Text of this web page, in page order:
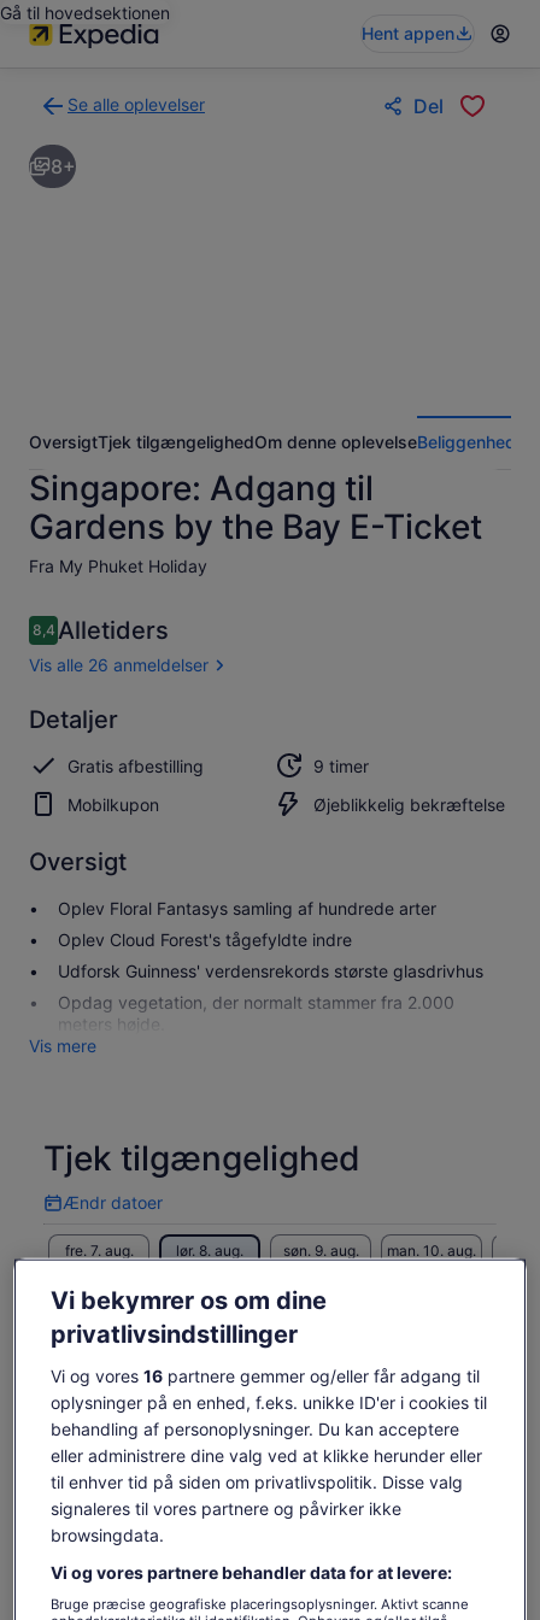
Gå til hovedsektionen
Hent appen
Se alle oplevelser
til
siden
med
Del
8+
OversigtTjek tilgængelighedOm denne oplevelseBeliggenhed
Singapore: Adgang til
Gardens by the Bay E-Ticket
Fra My Phuket Holiday
Anmeldelser
8,48,4 ud af 10.
Alletiders
Vis alle 26 anmeldelser
8.4
8.4 ud af 10
Alletiders
Se alle 26
anmeldelser
Detaljer
Gratis afbestilling
9 timer
Mobilkupon
Øjeblikkelig bekræftelse
Oversigt
Oplev Floral Fantasys samling af hundrede arter
Oplev Cloud Forest's tågefyldte indre
Udforsk Guinness' verdensrekords største glasdrivhus
Opdag vegetation, der normalt stammer fra 2.000
meters højde.
Vis mere
Tjek tilgængelighed
Ændr datoer
Ændr
datoer
fre. 7. aug. lør. 8. aug. søn. 9. aug. man. 10. aug.
er
219 kr.
pr.
voksen
219 kr.
inkl. skatter og gebyrer
pr. voksen
Se billetter
Indholdet på denne side kan være maskinoversat
Giv os feedback om oversættelsenÅbner
i
en
ny
fane
Hvad er inkluderet, og hvad
er ikke
Adgangsbillet til Gardens by the Bay
Vi bekymrer os om dine
privatlivsindstillinger
Vi og vores 16partnere gemmer og/eller får adgang til
oplysninger på en enhed, f.eks. unikke ID'er i cookies til
behandling af personoplysninger. Du kan acceptere
eller administrere dine valg ved at klikke herunder eller
til enhver tid på siden om privatlivspolitik. Disse valg
signaleres til vores partnere og påvirker ikke
browsingdata.
Vi og vores partnere behandler data for at levere:
Bruge præcise geografiske placeringsoplysninger. Aktivt scanne